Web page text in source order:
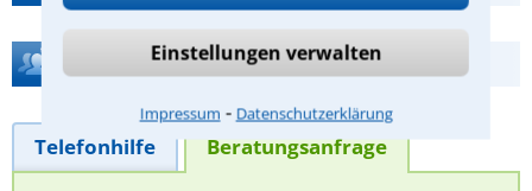
Einstellungen verwalten
Impressum ⁃ Datenschutzerklärung
Hilfe bei Ihrer Anwaltsuche?
Telefonhilfe Beratungsanfrage